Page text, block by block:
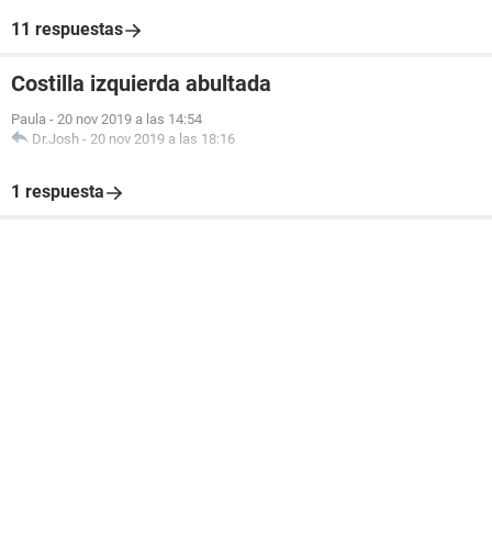
11 respuestas
Costilla izquierda abultada
Paula - 20 nov 2019 a las 14:54
Dr.Josh - 20 nov 2019 a las 18:16
1 respuesta